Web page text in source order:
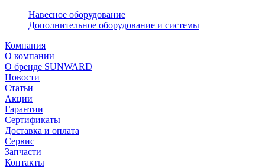
Навесное оборудование
Дополнительное оборудование и системы
Компания
О компании
О бренде SUNWARD
Новости
Статьи
Акции
Гарантии
Сертификаты
Доставка и оплата
Сервис
Запчасти
Контакты